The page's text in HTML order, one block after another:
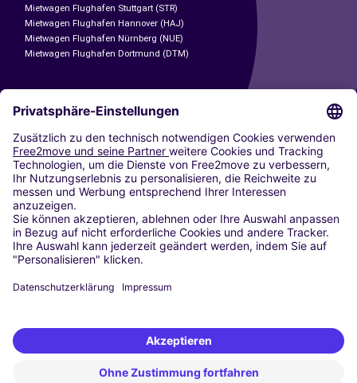
Mietwagen Flughafen Stuttgart (STR)
Mietwagen Flughafen Hannover (HAJ)
Mietwagen Flughafen Nürnberg (NUE)
Mietwagen Flughafen Dortmund (DTM)
CARSHARING
UNSERE STÄDTE
Paris
Madrid
Washington DC
Mailand
Rom
Turin
Wien
Berlin
Düsseldorf